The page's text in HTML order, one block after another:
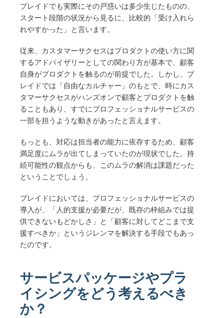
プレイドでも実際にその戸惑いは多少生じたものの、
スタート段階の状況から見るに、比較的「受け入れら
れやすかった」と言います。
従来、カスタマーサクセスはプロダクトの使い方に関
するアドバイザリーとしての関わり方が基本で、顧客
自身がプロダクトを触るのが前提でした。しかし、プ
レイドでは「自由なカルチャー」のもとで、時にカス
タマーサクセスがハンズオンで顧客とプロダクトを触
ることもあり、すでにプロフェッショナルサービスの
一部を担うような動きがあったと言えます。
もっとも、対応は担当者の能力に依存するため、顧客
満足度にムラが出てしまっていたのが現状でした。持
続可能性の観点からも、このムラの解消は課題だった
ということでしょう。
プレイドにおいては、プロフェッショナルサービスの
導入が、「人的支援が必要だが、既存の枠組みでは提
供できないもどかしさ」と「顧客に対してどこまで支
援すべきか」というジレンマを解決する手段でもあっ
たのです。
サービスパッケージやプラ
イシングをどう考えるべき
か？